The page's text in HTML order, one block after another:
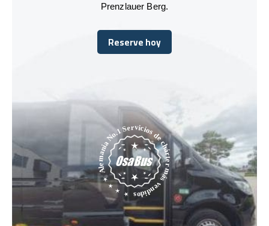
Prenzlauer Berg.
Reserve hoy
Reserve hoy